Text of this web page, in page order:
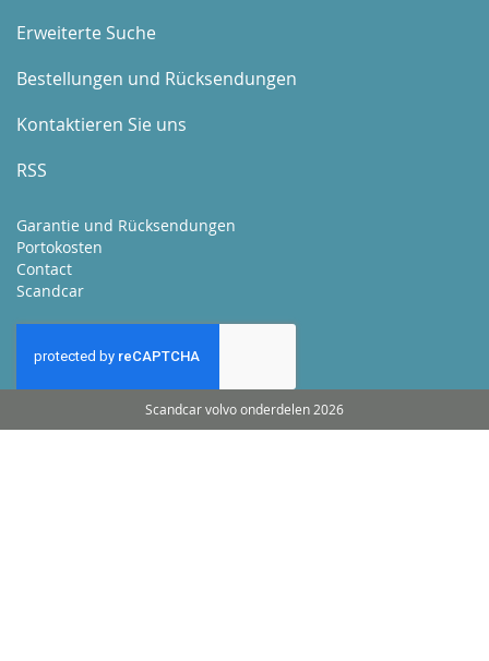
Erweiterte Suche
Bestellungen und Rücksendungen
Kontaktieren Sie uns
RSS
Garantie und Rücksendungen
Portokosten
Contact
Scandcar
Scandcar volvo onderdelen 2026